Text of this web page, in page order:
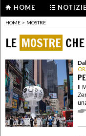
HOME NOTIZIE
HOME > MOSTRE
LE MOSTRE
Il